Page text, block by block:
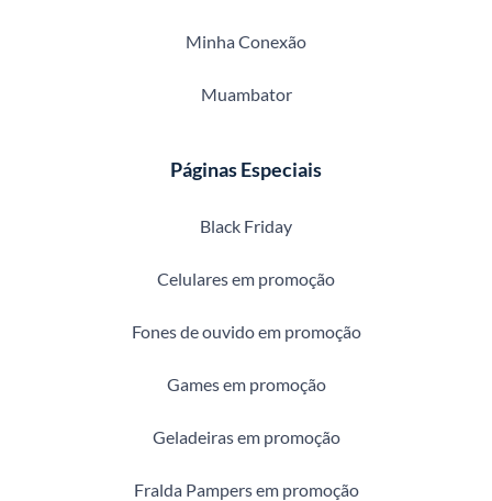
Minha Conexão
Muambator
Páginas Especiais
Black Friday
Celulares em promoção
Fones de ouvido em promoção
Games em promoção
Geladeiras em promoção
Fralda Pampers em promoção